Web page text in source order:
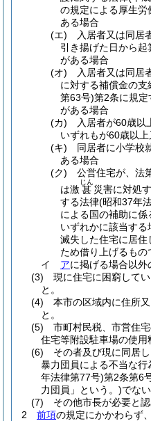
の規定による厚生
ある場合
(エ)
入居者又は同居
引き揚げた日から
がある場合
(オ)
入居者又は同居
に対する補償金の
第63号)第2条に規
がある場合
(カ)
入居者が60歳以
いずれもが60歳以
(キ)
同居者に小学校
ある場合
(ク)
公営住宅が、法
は激 甚
じん
災害に対処
する法律(昭和37年
による国の補助に
いずれかに該当する
滅失した住宅に居住
ため借り上げるもの
イ
アに掲げる場合以
(3)
現に住宅に困窮して
と。
(4)
本市の区域内に住所
と。
(5)
市町村民税、市営住
住宅等附設駐車場の使用
(6)
その者及び現に同居
暴力団員による不当な
年法律第77号)第2条第6
力団員」という。)でない
(7)
その他市長が必要と
2
前項の規定にかかわらず、